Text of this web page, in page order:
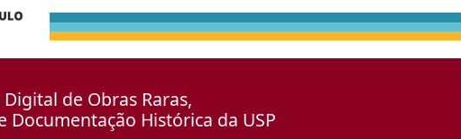
de Obras Raras,
Documentação Histórica da USP